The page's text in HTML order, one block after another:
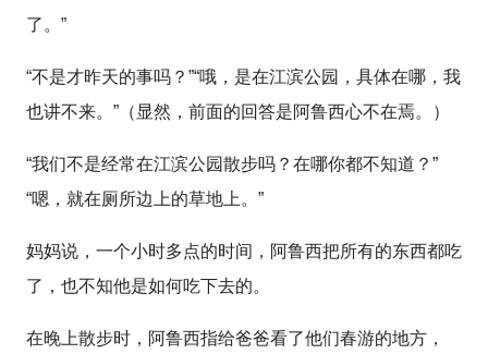
了。”
“不是才昨天的事吗？”“哦，是在江滨公园，具体在哪，我
也讲不来。”（显然，前面的回答是阿鲁西心不在焉。）
“我们不是经常在江滨公园散步吗？在哪你都不知道？”
“嗯，就在厕所边上的草地上。”
妈妈说，一个小时多点的时间，阿鲁西把所有的东西都吃
了，也不知他是如何吃下去的。
在晚上散步时，阿鲁西指给爸爸看了他们春游的地方，